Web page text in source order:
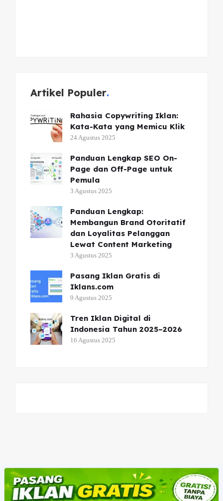
Artikel Populer
Rahasia Copywriting Iklan:
Kata-Kata yang Memicu Klik
24 Agustus 2025
Panduan Lengkap SEO On-
Page dan Off-Page untuk
Pemula
3 Agustus 2025
Panduan Lengkap:
Membangun Brand Otoritatif
dan Loyalitas Pelanggan
Lewat Content Marketing
3 Agustus 2025
Pasang Iklan Gratis di
Iklans.com
9 Agustus 2025
Tren Iklan Digital di
Indonesia Tahun 2025–2026
16 Agustus 2025